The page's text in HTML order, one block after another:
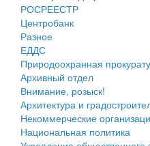
Городское поселение
Сельские поселения
РОСРЕЕСТР
Центробанк
Разное
ЕДДС
Природоохранная
Архивный отдел
Внимание, розыск!
Архитектура и
Некоммерческие
Национальная политика